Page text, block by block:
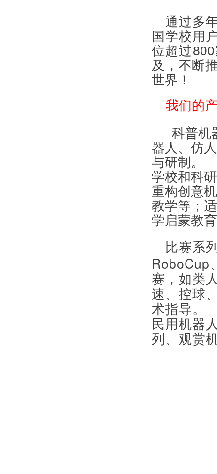
通过多
国学校用
位超过
及，不断
世界！
我们的
科普机
器人、仿
与研制。
学校和科
重构创意
教学等；
学启蒙教
比赛系
RoboCup
赛，如类
速、控球
术指导。
民用机器
列、观赏